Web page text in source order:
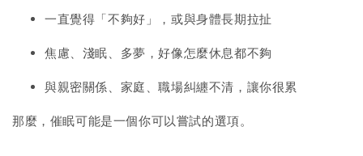
一直覺得「不夠好」，或與身體長期拉扯
焦慮、淺眠、多夢，好像怎麼休息都不夠
與親密關係、家庭、職場糾纏不清，讓你很累
那麼，催眠可能是一個你可以嘗試的選項。